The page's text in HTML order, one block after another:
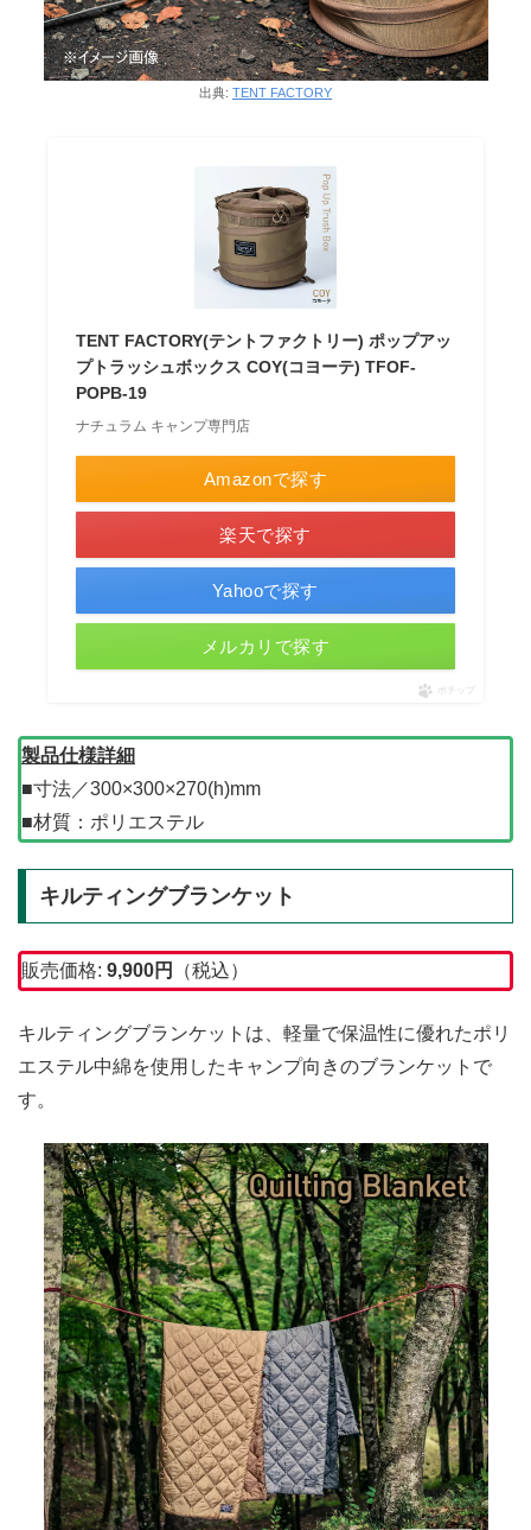
出典: TENT FACTORY
TENT FACTORY(テントファクトリー) ポップアッ
プトラッシュボックス COY(コヨーテ) TFOF-
POPB-19
ナチュラム キャンプ専門店
Amazonで探す
楽天で探す
Yahooで探す
メルカリで探す
ポチップ
製品仕様詳細
■寸法／300×300×270(h)mm
■材質：ポリエステル
キルティングブランケット
販売価格: 9,900円 （税込）
キルティングブランケットは、軽量で保温性に優れたポリ
エステル中綿を使用したキャンプ向きのブランケットで
す。